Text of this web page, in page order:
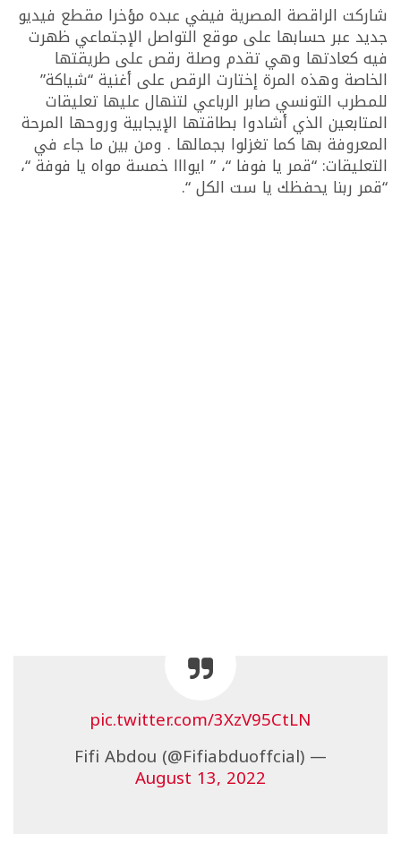
شاركت الراقصة المصرية فيفي عبده مؤخرا مقطع فيديو
جديد عبر حسابها على موقع التواصل الإجتماعي ظهرت
فيه كعادتها وهي تقدم وصلة رقص على طريقتها
الخاصة وهذه المرة إختارت الرقص على أغنية “شياكة”
للمطرب التونسي صابر الرباعي لتنهال عليها تعليقات
المتابعين الذي أشادوا بطاقتها الإيجابية وروحها المرحة
المعروفة بها كما تغزلوا بجمالها . ومن بين ما جاء في
التعليقات: “قمر يا فوفا “، ” ايوااا خمسة مواه يا فوفة “،
“قمر ربنا يحفظك يا ست الكل “.
pic.twitter.com/3XzV95CtLN
— Fifi Abdou (@Fifiabduoffcial)
August 13, 2022